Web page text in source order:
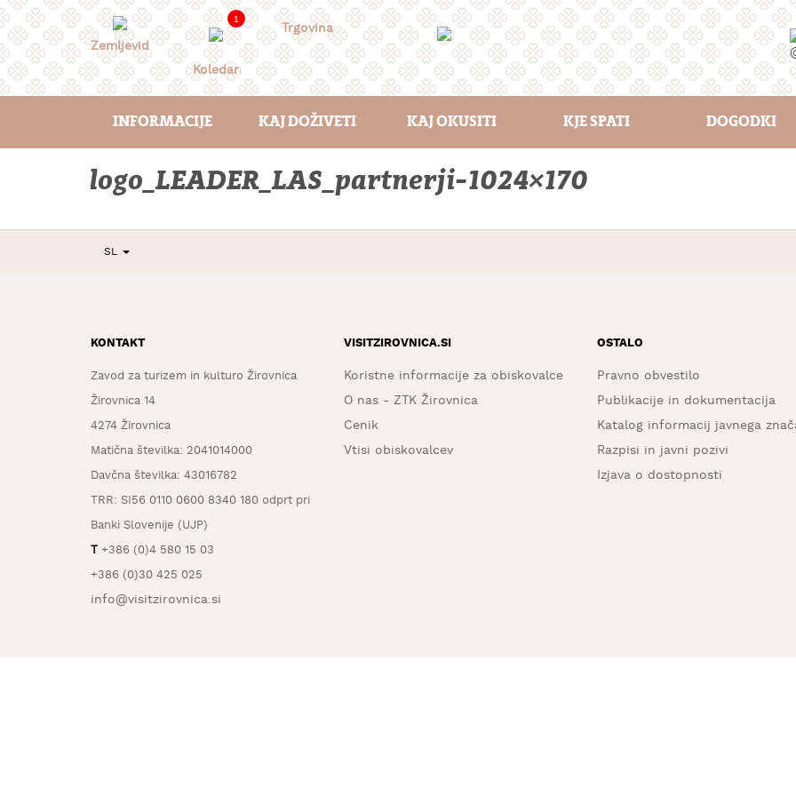
Zemljevid
1
Koledar
Trgovina
INFORMACIJE KAJ DOŽIVETI KAJ OKUSITI KJE SPATI DOGODKI
logo_LEADER_LAS_partnerji-1024×170
SL
KONTAKT
Zavod za turizem in kulturo Žirovnica
Žirovnica 14
4274 Žirovnica
Matična številka: 2041014000
Davčna številka: 43016782
TRR: SI56 0110 0600 8340 180 odprt pri
Banki Slovenije (UJP)
T +386 (0)4 580 15 03
+386 (0)30 425 025
info@visitzirovnica.si
VISITZIROVNICA.SI
Koristne informacije za obiskovalce
O nas - ZTK Žirovnica
Cenik
Vtisi obiskovalcev
OSTALO
Pravno obvestilo
Publikacije in dokumentacija
Katalog informacij javnega
Razpisi in javni pozivi
Izjava o dostopnosti